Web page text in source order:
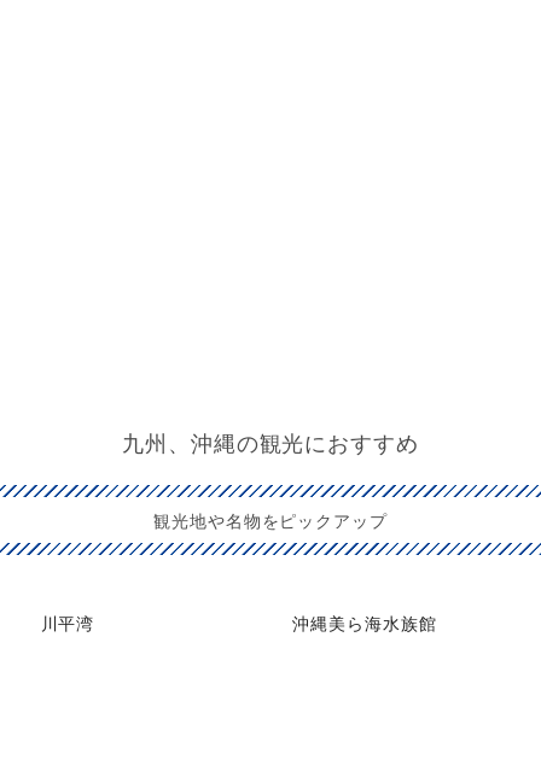
九州、沖縄の観光におすすめ
観光地や名物をピックアップ
川平湾 沖縄美ら海水族館